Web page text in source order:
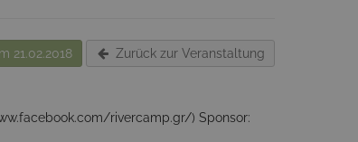
21.02.2018 Zurück zur Veranstaltung
rivercamp.gr/) Sponsor: